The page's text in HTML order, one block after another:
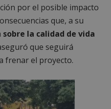
por el posible impacto
que, a su
sobre la calidad de vida
que seguirá
frenar el proyecto.